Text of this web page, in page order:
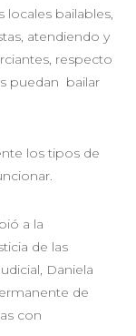
locales bailables,
atendiendo y
respecto
puedan bailar
los tipos de
a la
de las
Daniela
de
con